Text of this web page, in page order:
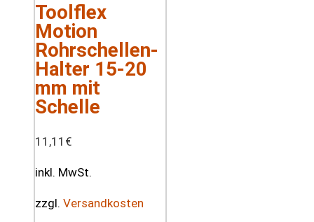
Toolflex
Motion
Rohrschellen-
Halter 15-20
mm mit
Schelle
11,11 €
inkl. MwSt.
zzgl. Versandkosten